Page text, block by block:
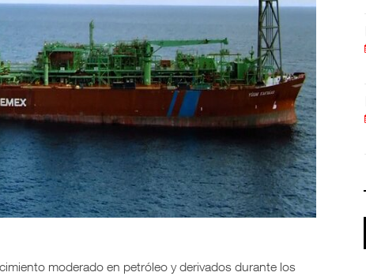
moderado en petróleo y derivados durante los
ExxonMobil lleva mantenimiento predictivo al au
05 AGO 2026
IT-ANÁLISIS: Volaris abrirá ruta entre Washingt
06 AGO 2026